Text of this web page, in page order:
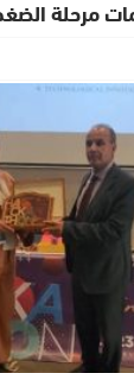
مرحلة